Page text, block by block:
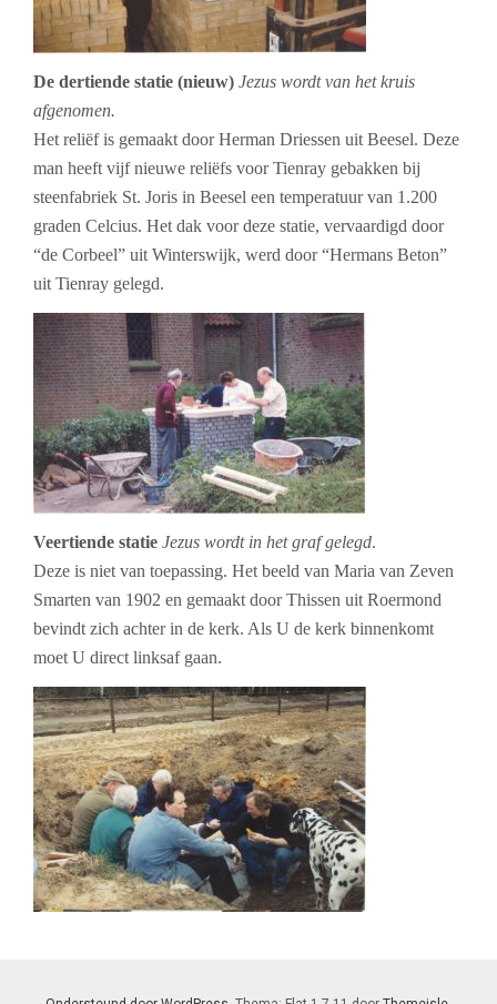
De dertiende statie (nieuw) Jezus wordt van het kruis
afgenomen.
Het reliëf is gemaakt door Herman Driessen uit Beesel. Deze
man heeft vijf nieuwe reliëfs voor Tienray gebakken bij
steenfabriek St. Joris in Beesel een temperatuur van 1.200
graden Celcius. Het dak voor deze statie, vervaardigd door
“de Corbeel” uit Winterswijk, werd door “Hermans Beton”
uit Tienray gelegd.
Veertiende statie Jezus wordt in het graf gelegd.
Deze is niet van toepassing. Het beeld van Maria van Zeven
Smarten van 1902 en gemaakt door Thissen uit Roermond
bevindt zich achter in de kerk. Als U de kerk binnenkomt
moet U direct linksaf gaan.